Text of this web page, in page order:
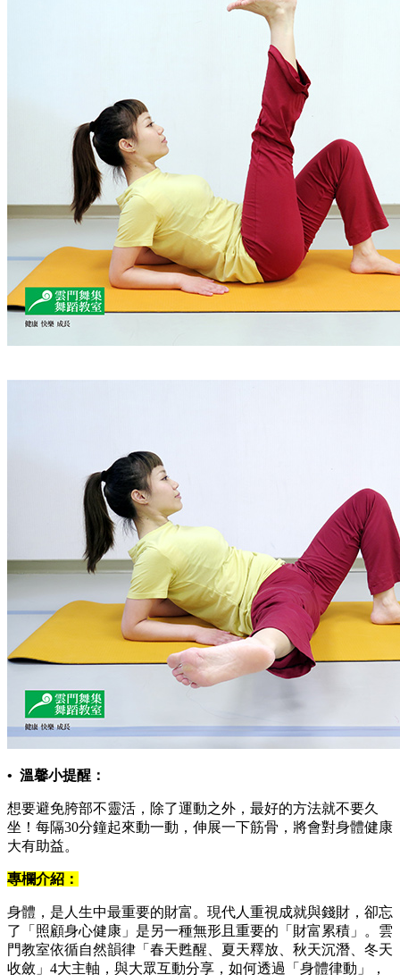
• 溫馨小提醒：
想要避免胯部不靈活，除了運動之外，最好的方法就不要久
坐！每隔30分鐘起來動一動，伸展一下筋骨，將會對身體健康
大有助益。
專欄介紹：
身體，是人生中最重要的財富。現代人重視成就與錢財，卻忘
了「照顧身心健康」是另一種無形且重要的「財富累積」。雲
門教室依循自然韻律「春天甦醒、夏天釋放、秋天沉潛、冬天
收斂」4大主軸，與大眾互動分享，如何透過「身體律動」，